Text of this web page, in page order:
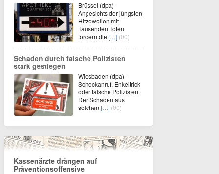
Brüssel (dpa) -
Angesichts der jüngsten
Hitzewellen mit
Tausenden Toten
fordern die […] (00)
Schaden durch falsche Polizisten
stark gestiegen
Wiesbaden (dpa) -
Schockanruf, Enkeltrick
oder falsche Polizisten:
Der Schaden aus
solchen […] (00)
Kassenärzte drängen auf
Präventionsoffensive